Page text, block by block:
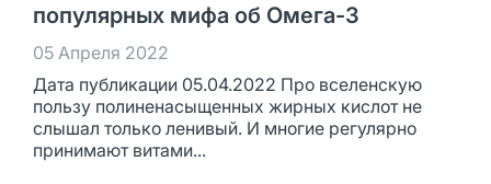
популярных мифа об Омега-3
05 Апреля 2022
Дата публикации 05.04.2022 Про вселенскую
пользу полиненасыщенных жирных кислот не
слышал только ленивый. И многие регулярно
принимают витами...